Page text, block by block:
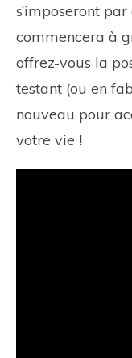
s’imposeront
commencera à
offrez-vous la
testant (ou en
nouveau pour
votre vie !